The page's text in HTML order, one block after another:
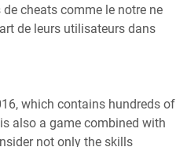
cheats comme le notre ne
de leurs utilisateurs dans
which contains hundreds of
also a game combined with
not only the skills